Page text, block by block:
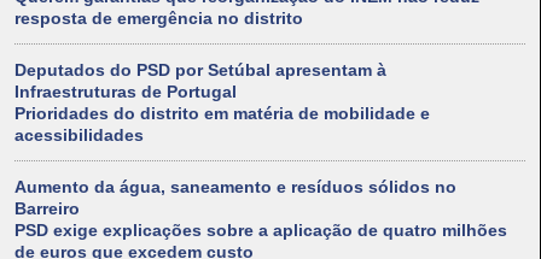
resposta de emergência no distrito
Deputados do PSD por Setúbal apresentam à
Infraestruturas de Portugal
Prioridades do distrito em matéria de mobilidade e
acessibilidades
Aumento da água, saneamento e resíduos sólidos no
Barreiro
PSD exige explicações sobre a aplicação de quatro milhões
de euros que excedem custo